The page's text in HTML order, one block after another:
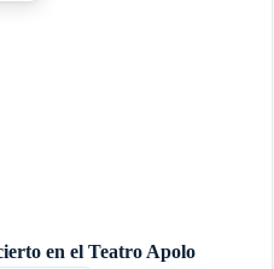
en el Teatro Apolo